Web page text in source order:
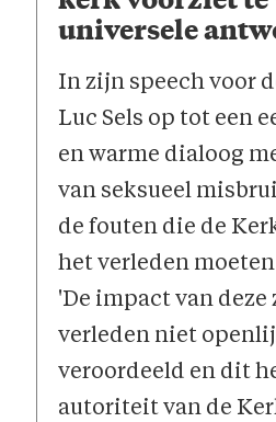
universele
In zijn speech voor
Luc Sels op tot een
en warme dialoog
van seksueel
de fouten die de
het verleden
'De impact van
verleden niet
veroordeeld en dit
autoriteit van de